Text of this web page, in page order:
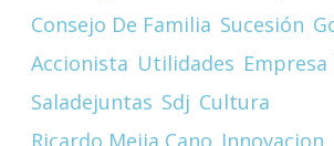
Consejo De Familia Sucesión
Accionista Utilidades
Saladejuntas Sdj Cultura
Ricardo Mejia Cano Innovacion